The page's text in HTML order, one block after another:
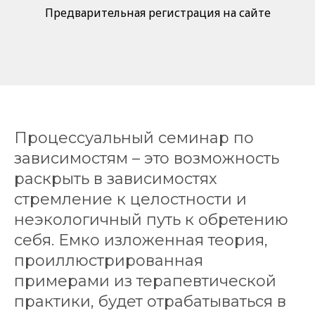
Предварительная регистрация на сайте
Процессуальный семинар по
зависимостям – это возможность
раскрыть в зависимостях
стремление к целостности и
неэкологичный путь к обретению
себя. Емко изложенная теория,
проиллюстрированная
примерами из терапевтической
практики, будет отрабатываться в